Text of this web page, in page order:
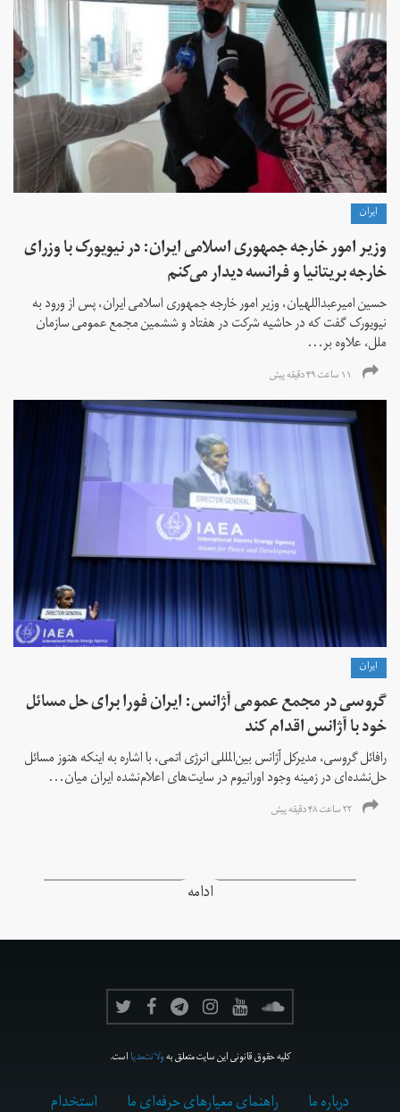
ايران
وزیر امور خارجه جمهوری اسلامی ایران: در نیویورک با وزرای
خارجه بریتانیا و فرانسه دیدار می‌کنم
حسین امیرعبداللهیان، وزیر امور خارجه جمهوری اسلامی ایران، پس از ورود به
نیویورک گفت که در حاشیه شرکت در هفتاد و ششمین مجمع عمومی سازمان
ملل، علاوه بر...
۱۱ ساعت ۴۹ دقیقه پیش
ايران
گروسی در مجمع عمومی آژانس: ایران فورا برای حل مسائل
خود با آژانس اقدام کند
رافائل گروسی، مدیرکل آژانس بین‌المللی انرژی اتمی، با اشاره به اینکه هنوز مسائل
حل‌نشده‌ای در زمینه وجود اورانیوم در سایت‌های اعلام‌نشده ایران میان...
۲۲ ساعت ۴۸ دقیقه پیش
ادامه
کلیه حقوق قانونی این سایت متعلق بهولانت‌مدیااست.
درباره ما راهنمای معیارهای حرفه‌ای ما استخدام